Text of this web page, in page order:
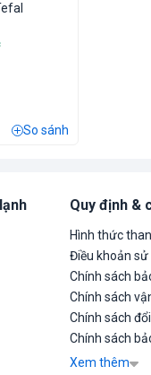
So sánh
Quy định &
Hình thức
Điều khoản
Chính sách
Chính sách
Chính sách
Chính sách
Xem thêm